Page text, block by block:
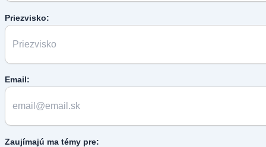
Priezvisko:
Email:
Zaujímajú ma témy pre: